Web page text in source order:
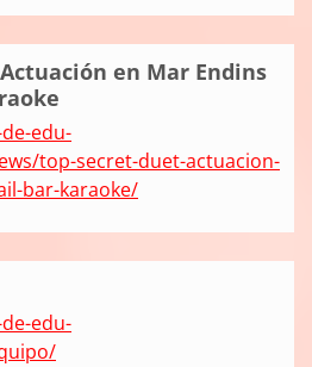
en Mar Endins
edu-
top-secret-duet-actuacion-
bar-karaoke/
edu-